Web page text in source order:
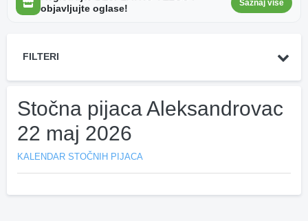
objavljujte oglase!
Saznaj više
FILTERI
Stočna pijaca Aleksandrovac
22 maj 2026
KALENDAR STOČNIH PIJACA